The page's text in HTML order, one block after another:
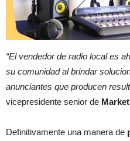
“El vendedor de radio local es
su comunidad al brindar
anunciantes que producen
vicepresidente senior de
Definitivamente una manera de